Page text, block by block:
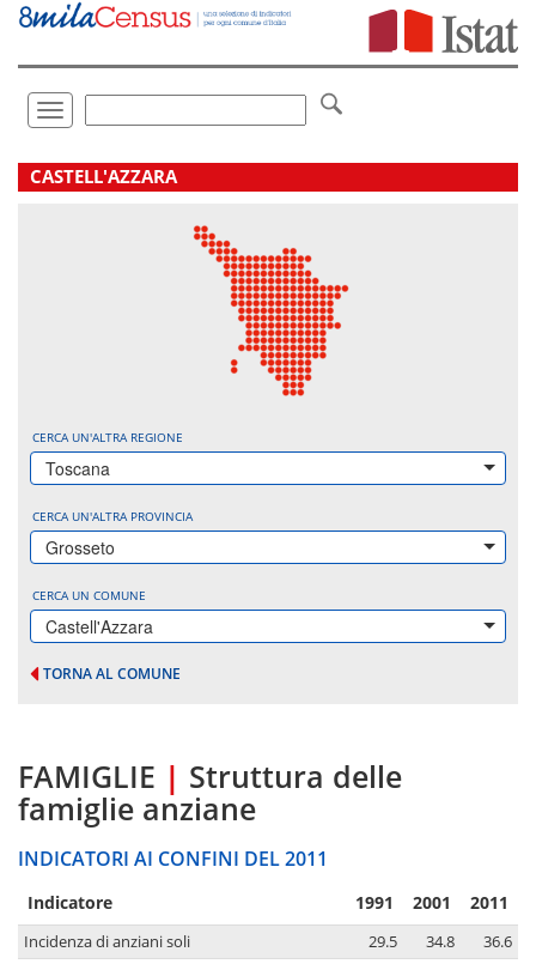
Vai
direttamente
Toggle
navigation
.
CASTELL'AZZARA
CERCA UN'ALTRA REGIONE
Toscana
CERCA UN'ALTRA PROVINCIA
Grosseto
CERCA UN COMUNE
Castell'Azzara
TORNA AL COMUNE
FAMIGLIE | Struttura delle
famiglie anziane
INDICATORI AI CONFINI DEL 2011
Indicatore 1991 2001 2011
Incidenza di anziani soli 29.5 34.8
36.6